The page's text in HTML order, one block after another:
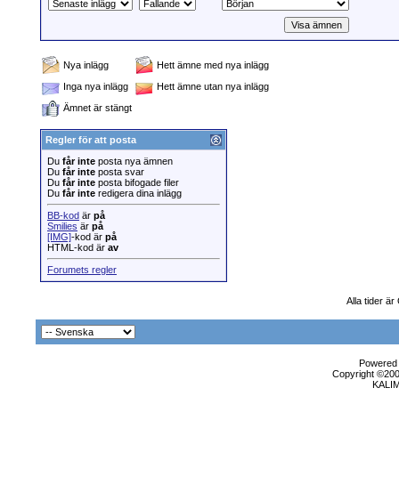
Nya inlägg
Hett ämne med nya inlägg
Inga nya inlägg
Hett ämne utan nya inlägg
Ämnet är stängt
Regler för att posta
Du får inte posta nya ämnen
Du får inte posta svar
Du får inte posta bifogade filer
Du får inte redigera dina inlägg
BB-kod är på
Smilies är på
[IMG]-kod är på
HTML-kod är av
Forumets regler
Alla tider är
Copyright